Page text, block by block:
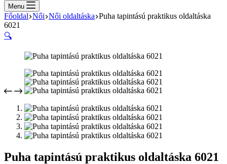
cartMenu
Főoldal Női Női oldaltáska Puha tapintású praktikus oldaltáska
6021
🔍
Puha tapintású praktikus oldaltáska 6021